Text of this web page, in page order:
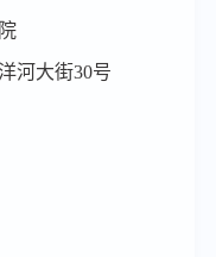
河大街30号